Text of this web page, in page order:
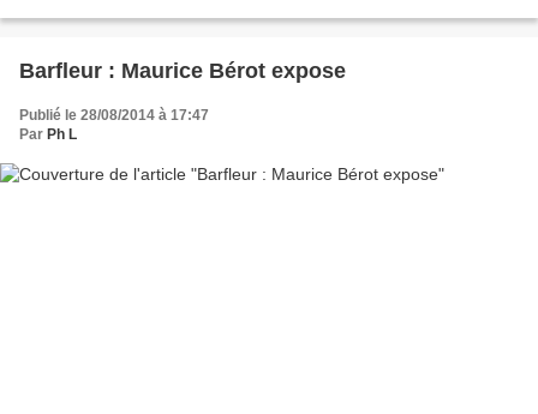
Barfleur : Maurice Bérot expose
Publié le 28/08/2014 à 17:47
Par Ph L